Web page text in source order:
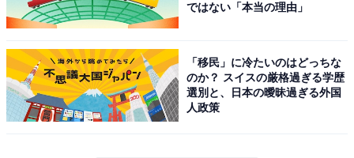
日立 掃除機 紙パック式 日本製 CV-KP90M C ベージュ 小
型 軽量 強烈パワー620W 自走式
Amazonで見る
ではない「本当の理由」
「移民」に冷たいのはどっちな
のか？ スイスの厳格過ぎる学歴
選別と、日本の曖昧過ぎる外国
人政策